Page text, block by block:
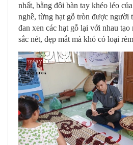
nhất, bằng đôi bàn tay khéo léo
nghề, từng hạt gỗ tròn được người
đan xen các hạt gỗ lại với nhau tạo
sắc nét, đẹp mắt mà khó có loại